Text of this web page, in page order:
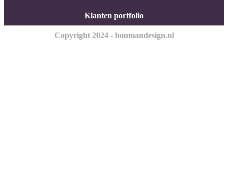
Klanten portfolio
Copyright 2024 - boumandesign.nl